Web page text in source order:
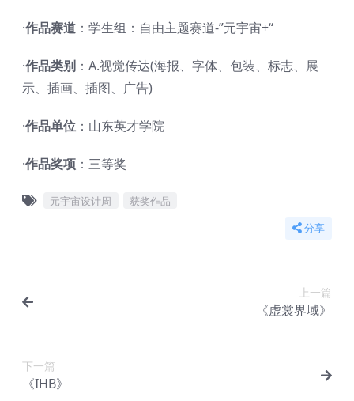
·作品赛道 ：学生组：自由主题赛道-”元宇宙+“
·作品类别 ：A.视觉传达(海报、字体、包装、标志、展
示、插画、插图、广告)
·作品单位 ：山东英才学院
·作品奖项 ：三等奖
元宇宙设计周 获奖作品
分享
上一篇
《虚裳界域》
下一篇
《IHB》